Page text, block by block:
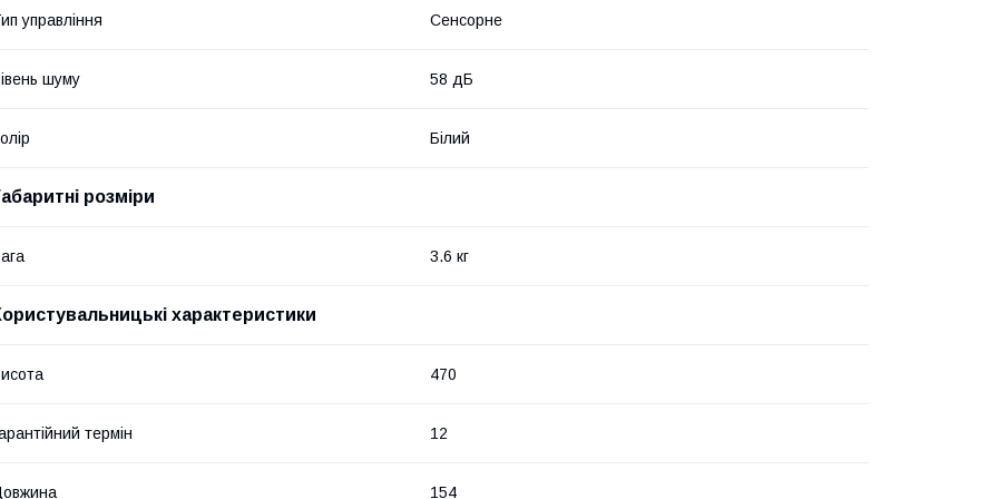
управління Сенсорне
шуму 58 дБ
Білий
розміри
3.6 кг
характеристики
470
термін 12
154